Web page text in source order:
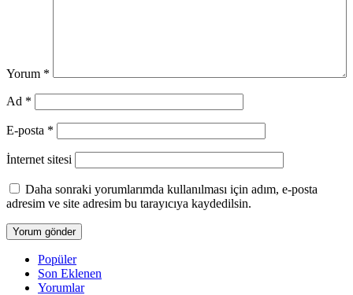
Yorum *
Ad *
E-posta *
İnternet sitesi
Daha sonraki yorumlarımda kullanılması için adım, e-posta
adresim ve site adresim bu tarayıcıya kaydedilsin.
Popüler
Son Eklenen
Yorumlar